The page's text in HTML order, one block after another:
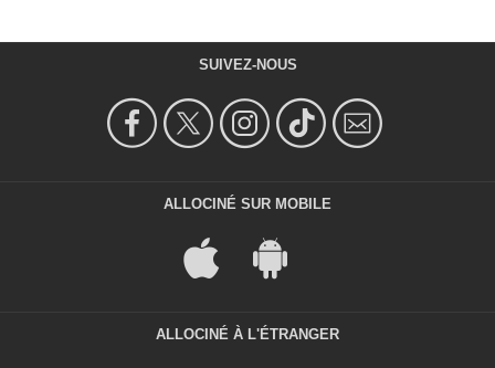
SUIVEZ-NOUS
ALLOCINÉ SUR MOBILE
ALLOCINÉ À L'ÉTRANGER